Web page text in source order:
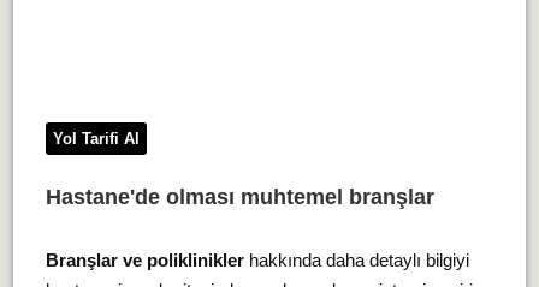
Yol Tarifi Al
Hastane'de olması muhtemel branşlar
Branşlar ve polikliniklerhakkında daha detaylı bilgiyi